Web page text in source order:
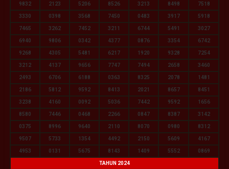
9832 2123 5206 8526 3213 8498 7518
3330 0398 3568 7450 0483 3917 5918
7465 3262 7452 3211 6744 5491 3027
6940 9806 0342 4377 0876 3354 6742
9268 4305 5481 6217 1920 9328 7254
3212 4137 9656 7747 7494 2658 3460
2493 6706 6188 0363 8325 2078 1481
2186 5812 9592 8413 2021 8657 8451
3238 4160 0092 5036 7442 9592 1656
8580 7446 0468 2266 0847 8387 3142
0375 8996 9640 2110 8070 0980 8312
9507 5733 1354 4492 2150 5609 4167
4953 0131 5675 8143 1409 5552 0869
TAHUN 2024